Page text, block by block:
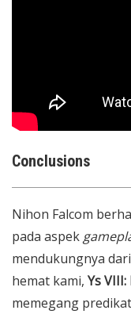
Conclusions
Nihon Falcom
pada aspek
mendukungnya
hemat kami, Ys
memegang